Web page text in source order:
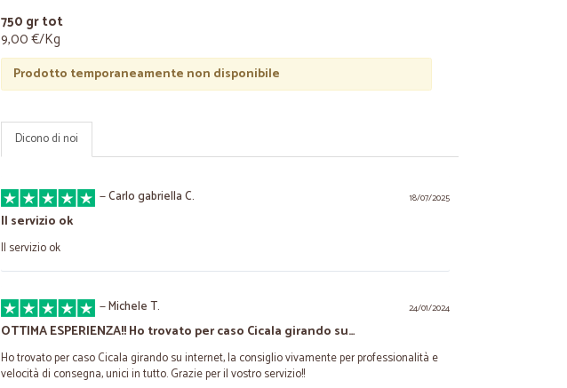
750 gr tot
9,00 €/Kg
Prodotto temporaneamente non disponibile
Dicono di noi
18/07/2025
—Carlo gabriella C.
Il servizio ok
Il servizio ok
24/01/2024
—Michele T.
OTTIMA ESPERIENZA!! Ho trovato per caso Cicala girando su…
Ho trovato per caso Cicala girando su internet, la consiglio vivamente per professionalità e
velocità di consegna, unici in tutto. Grazie per il vostro servizio!!